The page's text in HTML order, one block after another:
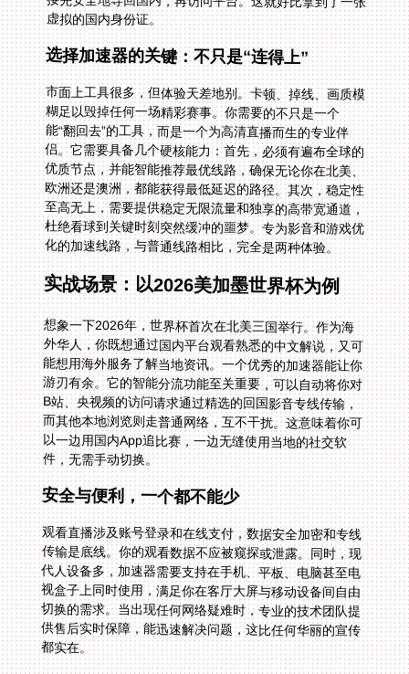
虚拟的国内身份证。
选择加速器的关键：不只是“连得上”
市面上工具很多，但体验天差地别。卡顿、掉线、画质模
糊足以毁掉任何一场精彩赛事。你需要的不只是一个
能“翻回去”的工具，而是一个为高清直播而生的专业伴
侣。它需要具备几个硬核能力：首先，必须有遍布全球的
优质节点，并能智能推荐最优线路，确保无论你在北美、
欧洲还是澳洲，都能获得最低延迟的路径。其次，稳定性
至高无上，需要提供稳定无限流量和独享的高带宽通道，
杜绝看球到关键时刻突然缓冲的噩梦。专为影音和游戏优
化的加速线路，与普通线路相比，完全是两种体验。
实战场景：以2026美加墨世界杯为例
想象一下2026年，世界杯首次在北美三国举行。作为海
外华人，你既想通过国内平台观看熟悉的中文解说，又可
能想用海外服务了解当地资讯。一个优秀的加速器能让你
游刃有余。它的智能分流功能至关重要，可以自动将你对
B站、央视频的访问请求通过精选的回国影音专线传输，
而其他本地浏览则走普通网络，互不干扰。这意味着你可
以一边用国内App追比赛，一边无缝使用当地的社交软
件，无需手动切换。
安全与便利，一个都不能少
观看直播涉及账号登录和在线支付，数据安全加密和专线
传输是底线。你的观看数据不应被窥探或泄露。同时，现
代人设备多，加速器需要支持在手机、平板、电脑甚至电
视盒子上同时使用，满足你在客厅大屏与移动设备间自由
切换的需求。当出现任何网络疑难时，专业的技术团队提
供售后实时保障，能迅速解决问题，这比任何华丽的宣传
都实在。